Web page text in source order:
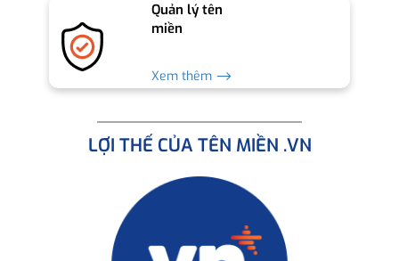
Quản lý tên
miền
Xem thêm ⟶
LỢI THẾ CỦA TÊN MIỀN .VN